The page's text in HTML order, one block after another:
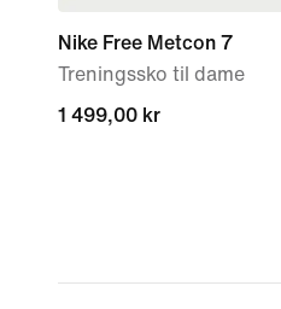
Nike Free Metcon 7
Treningssko til dame
1 499,00 kr
1 499,00 kr